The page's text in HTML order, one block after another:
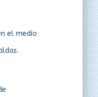
el medio